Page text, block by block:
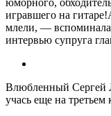
игравшего на
млели, — вспоминала
интервью супруга
Влюбленный Сергей
учась еще на